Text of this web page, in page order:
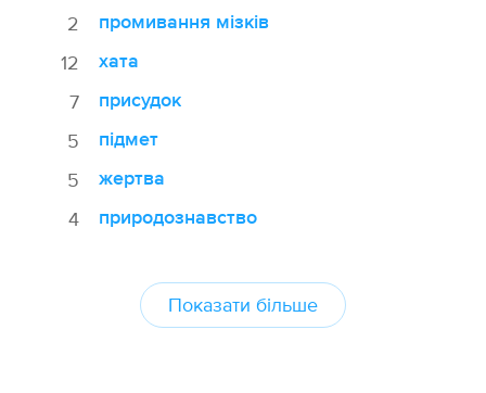
2
промивання мізків
12
хата
7
присудок
5
підмет
5
жертва
4
природознавство
Показати більше